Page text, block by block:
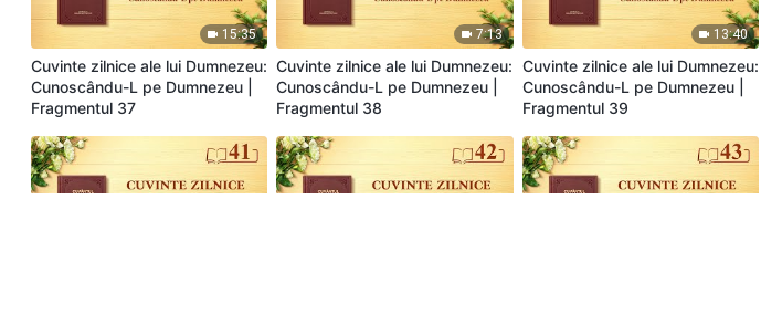
15:35
Cuvinte zilnice ale lui Dumnezeu:
Cunoscându-L pe Dumnezeu |
Fragmentul 37
7:13
Cuvinte zilnice ale lui Dumnezeu:
Cunoscându-L pe Dumnezeu |
Fragmentul 38
13:40
Cuvinte zilnice ale lui Dumnezeu:
Cunoscându-L pe Dumnezeu |
Fragmentul 39